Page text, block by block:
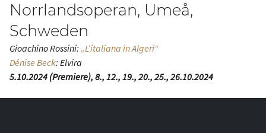
Norrlandsoperan, Umeå,
Schweden
Gioachino Rossini: „Lʼitaliana in Algeri“
Dénise Beck: Elvira
5.10.2024 (Premiere), 8., 12., 19., 20., 25., 26.10.2024